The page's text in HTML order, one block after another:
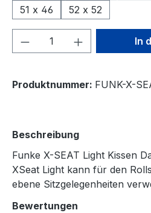
51 x 46
52 x 52
Produkt Anzahl: In
Produktnummer: FUNK-X-
Beschreibung
Funke X-SEAT Light Kissen
XSeat Light kann für den
ebene Sitzgelegenheiten
Bewertungen